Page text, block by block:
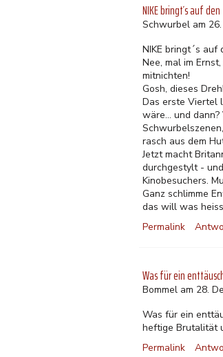
NIKE bringt´s auf den
Schwurbel am
NIKE bringt´s auf
Nee, mal im
mitnichten!
Gosh, dieses
Das erste Viertel
wäre... und
rasch aus dem
Jetzt macht
durchgestylt -
Kinobesuchers.
Ganz schlimme
das will was
Permalink
Was für ein
Bommel am 28.
Was für ein
heftige Brutalität
Permalink